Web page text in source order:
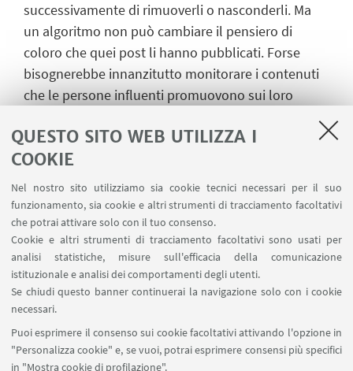
QUESTO SITO WEB UTILIZZA I
COOKIE
Nel nostro sito utilizziamo sia cookie tecnici necessari per il suo
funzionamento, sia cookie e altri strumenti di tracciamento facoltativi
che potrai attivare solo con il tuo consenso.
Cookie e altri strumenti di tracciamento facoltativi sono usati per
analisi statistiche, misure sull'efficacia della comunicazione
istituzionale e analisi dei comportamenti degli utenti.
Se chiudi questo banner continuerai la navigazione solo con i cookie
necessari.
Puoi esprimere il consenso sui cookie facoltativi attivando l'opzione in
"Personalizza cookie" e, se vuoi, potrai esprimere consensi più specifici
in "Mostra cookie di profilazione".
successivamente di rimuoverli o nasconderli. Ma
un algoritmo non può cambiare il pensiero di
coloro che quei post li hanno pubblicati. Forse
bisognerebbe innanzitutto monitorare i contenuti
che le persone influenti promuovono sui loro
andare a neutralizzare prima di tutto loro.
Intervista effettuata il 2/3/2022 - Associazione
Almae Matris Alumni
Via Marsala 49
alumni@unibo.it